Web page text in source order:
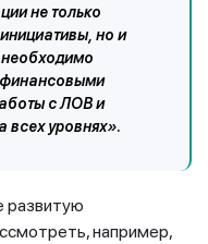
не только
но и
финансовыми
с ЛОВ и
всех уровнях».
развитую
например,